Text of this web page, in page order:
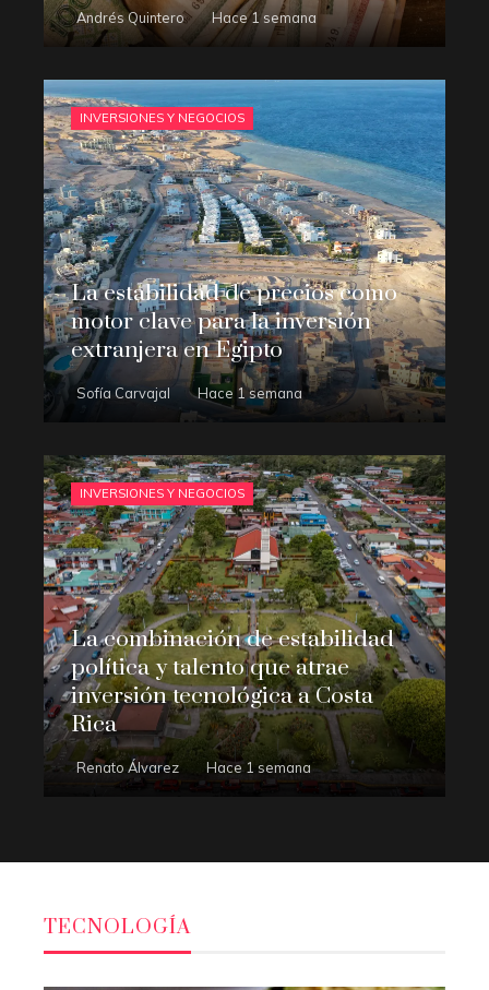
Andrés Quintero Hace 1 semana
INVERSIONES Y NEGOCIOS
La estabilidad de precios como
motor clave para la inversión
extranjera en Egipto
Sofía Carvajal Hace 1 semana
INVERSIONES Y NEGOCIOS
La combinación de estabilidad
política y talento que atrae
inversión tecnológica a Costa
Rica
Renato Álvarez Hace 1 semana
TECNOLOGÍA